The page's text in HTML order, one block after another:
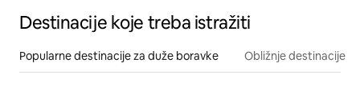
Destinacije koje treba istražiti
Popularne destinacije za duže boravke Obližnje destinacije